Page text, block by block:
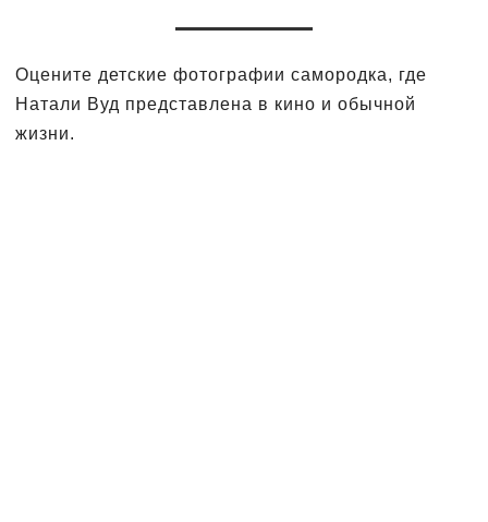
Оцените детские фотографии самородка, где
Натали Вуд представлена в кино и обычной
жизни.